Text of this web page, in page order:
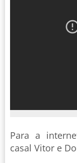
Para a
casal Vitor e